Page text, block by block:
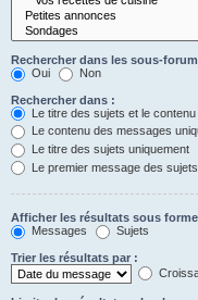
Rechercher dans les sous-
Oui
Non
Rechercher dans :
Le titre des sujets et le
Le contenu des messages
Le titre des sujets uniquement
Le premier message des
Afficher les résultats sous
Messages
Sujets
Trier les résultats par :